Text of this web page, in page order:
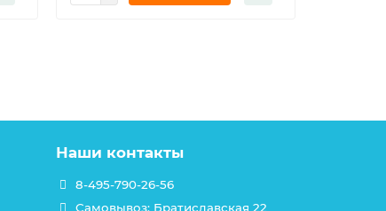
Наши контакты
8-495-790-26-56
Самовывоз: Братиславская 22